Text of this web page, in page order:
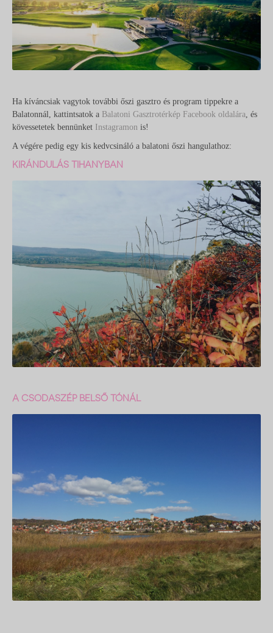
Ha kíváncsiak vagytok további őszi gasztro és program tippekre a
Balatonnál, kattintsatok a Balatoni Gasztrotérkép Facebook oldalára, és
kövessetetek bennünket Instagramon is!
A végére pedig egy kis kedvcsináló a balatoni őszi hangulathoz:
KIRÁNDULÁS TIHANYBAN
A CSODASZÉP BELSŐ TÓNÁL